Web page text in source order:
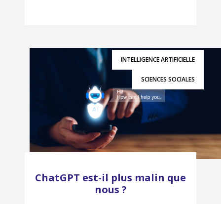
INTELLIGENCE ARTIFICIELLE
SCIENCES SOCIALES
ChatGPT est-il plus malin que
nous ?